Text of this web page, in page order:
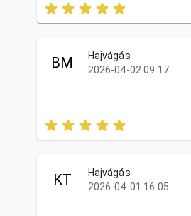
BM
Hajvágás
2026-04-02 09:17
KT
Hajvágás
2026-04-01 16:05